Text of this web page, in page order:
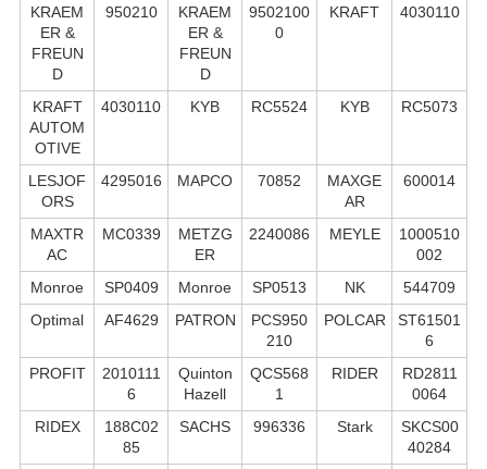
KRAEM
ER &
FREUN
D
950210
KRAEM
ER &
FREUN
D
9502100
0
KRAFT 4030110
KRAFT
AUTOM
OTIVE
4030110 KYB RC5524 KYB RC5073
LESJOF
ORS
4295016 MAPCO 70852
MAXGE
AR
600014
MAXTR
AC
MC0339
METZG
ER
2240086 MEYLE
1000510
002
Monroe
SP0409 Monroe SP0513 NK
544709
Optimal
AF4629 PATRON
PCS950
210
POLCAR
ST61501
6
PROFIT
2010111
6
Quinton
Hazell
QCS568
1
RIDER
RD2811
0064
RIDEX
188C02
85
SACHS 996336 Stark
SKCS00
40284